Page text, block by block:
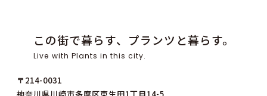
この街で暮らす、プランツと暮らす。
Live with Plants in this city.
〒214-0031